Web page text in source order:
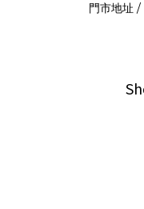
門市地址